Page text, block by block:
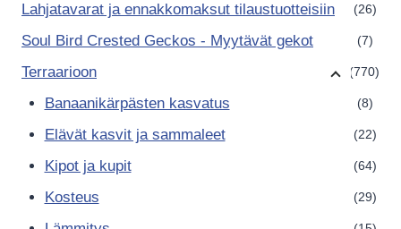
Lahjatavarat ja ennakkomaksut tilaustuotteisiin (26)
Soul Bird Crested Geckos - Myytävät gekot (7)
Terraarioon (770)
Banaanikärpästen kasvatus (8)
Elävät kasvit ja sammaleet (22)
Kipot ja kupit (64)
Kosteus (29)